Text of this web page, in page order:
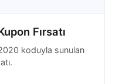
Fırsatı
koduyla sunulan